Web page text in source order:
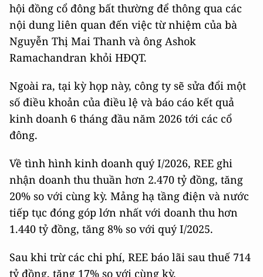
hội đồng cổ đông bất thường để thông qua các
nội dung liên quan đến việc từ nhiệm của bà
Nguyễn Thị Mai Thanh và ông Ashok
Ramachandran khỏi HĐQT.
Ngoài ra, tại kỳ họp này, công ty sẽ sửa đổi một
số điều khoản của điều lệ và báo cáo kết quả
kinh doanh 6 tháng đầu năm 2026 tới các cổ
đông.
Về tình hình kinh doanh quý I/2026, REE ghi
nhận doanh thu thuần hơn 2.470 tỷ đồng, tăng
20% so với cùng kỳ. Mảng hạ tầng điện và nước
tiếp tục đóng góp lớn nhất với doanh thu hơn
1.440 tỷ đồng, tăng 8% so với quý I/2025.
Sau khi trừ các chi phí, REE báo lãi sau thuế 714
tỷ đồng, tăng 17% so với cùng kỳ.